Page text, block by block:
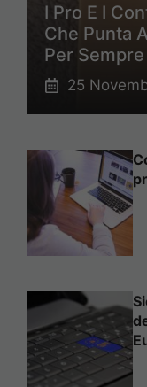
I Pro E I
Che Punta
Per Sempre
25